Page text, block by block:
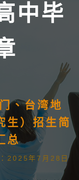
中毕
、台湾地
生）招生简
总
2025年7月28日